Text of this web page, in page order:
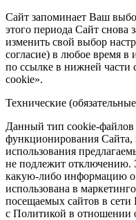
Сайт запоминает Ваш
этого периода Сайт снова
изменить свой выбор
согласие) в любое время в
по ссылке в нижней части
cookie».
Технические
Данный тип cookie-файлов
функционирования Сайта,
использования
не подлежит отключению.
какую-либо информацию о
использована в
посещаемых сайтов в
с Политикой в отношении